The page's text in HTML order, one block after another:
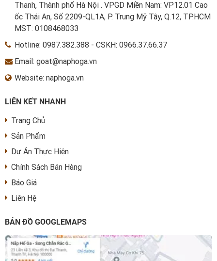
Thanh, Thành phố Hà Nội . VPGD Miền Nam: VP12.01 Cao
ốc Thái An, Số 2209-QL1A, P. Trung Mỹ Tây, Q.12, TP.HCM
MST: 0108468033
Hotline: 0987.382.388 - CSKH: 0966.37.66.37
Email: goat@naphoga.vn
Website: naphoga.vn
LIÊN KẾT NHANH
Trang Chủ
Sản Phẩm
Dự Án Thực Hiện
Chính Sách Bán Hàng
Báo Giá
Liên Hệ
BẢN ĐỒ GOOGLEMAPS